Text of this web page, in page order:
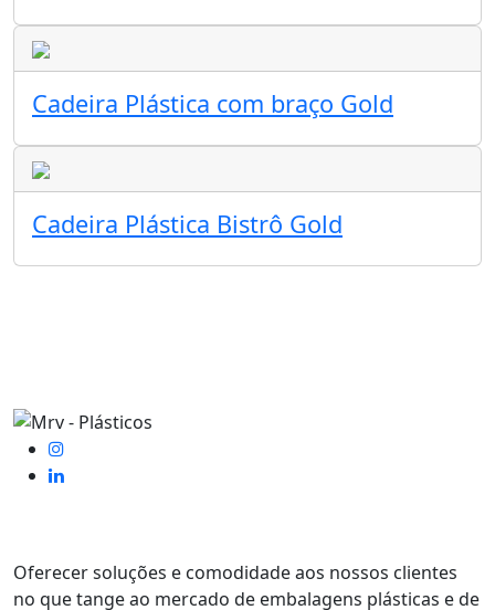
Cadeira Plástica com braço Gold
Cadeira Plástica Bistrô Gold
Oferecer soluções e comodidade aos nossos clientes
no que tange ao mercado de embalagens plásticas e de